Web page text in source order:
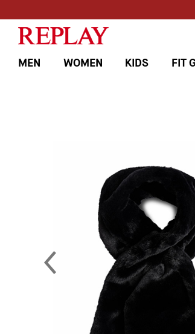
MEN WOMEN KIDS FIT